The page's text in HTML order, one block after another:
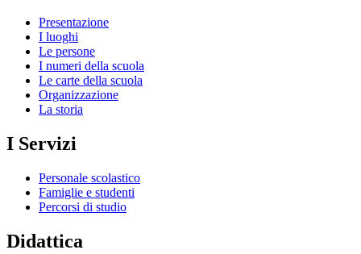
Presentazione
I luoghi
Le persone
I numeri della scuola
Le carte della scuola
Organizzazione
La storia
I Servizi
Personale scolastico
Famiglie e studenti
Percorsi di studio
Didattica